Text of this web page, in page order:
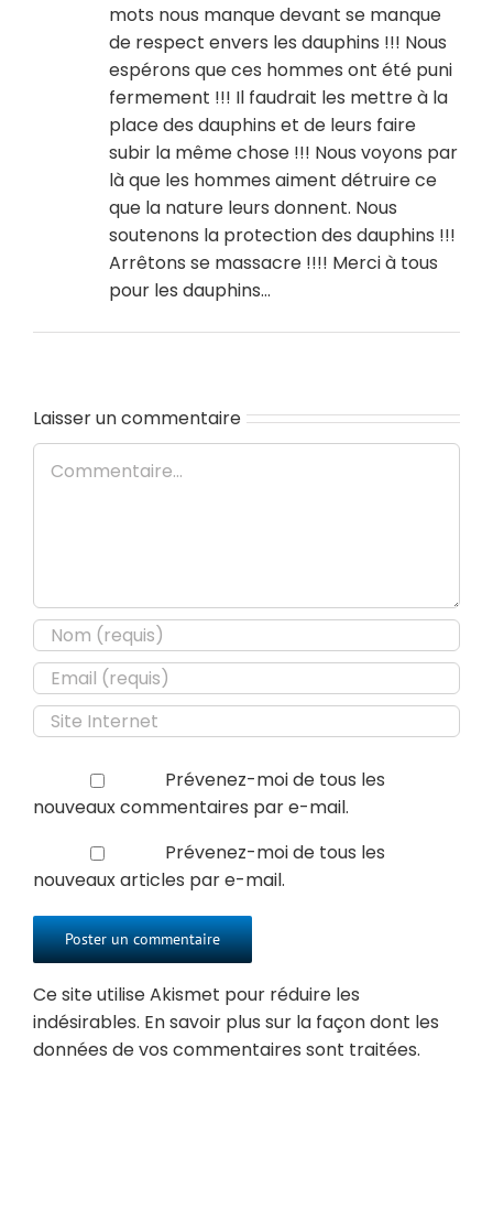
mots nous manque devant se manque
de respect envers les dauphins !!! Nous
espérons que ces hommes ont été puni
fermement !!! Il faudrait les mettre à la
place des dauphins et de leurs faire
subir la même chose !!! Nous voyons par
là que les hommes aiment détruire ce
que la nature leurs donnent. Nous
soutenons la protection des dauphins !!!
Arrêtons se massacre !!!! Merci à tous
pour les dauphins…
Laisser un commentaire
Commentaire
Prévenez-moi de tous les
nouveaux commentaires par e-mail.
Prévenez-moi de tous les
nouveaux articles par e-mail.
Ce site utilise Akismet pour réduire les
indésirables. En savoir plus sur la façon dont les
données de vos commentaires sont traitées.